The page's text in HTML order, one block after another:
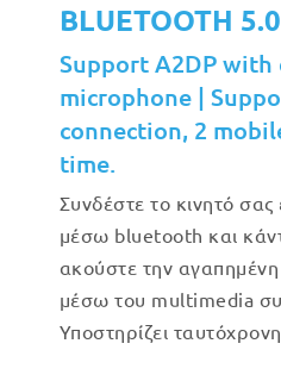
BLUETOOTH 5.0
Support A2DP
microphone |
connection, 2
time.
Συνδέστε το κινητό
μέσω bluetooth και
ακούστε την
μέσω του multimedia
Υποστηρίζει